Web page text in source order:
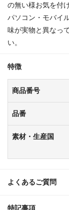
の無い様お気を付
パソコン・モバイ
味が実物と異なっ
い。
特徴
商品番号
品番
素材・生産国
よくあるご質問
特記事項